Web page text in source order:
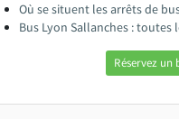
Où se situent les arrêts de
Bus Lyon Sallanches :
Réservez un